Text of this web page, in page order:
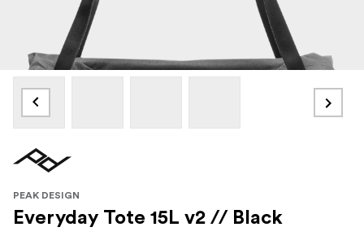
PEAK DESIGN
Everyday Tote 15L v2 // Black